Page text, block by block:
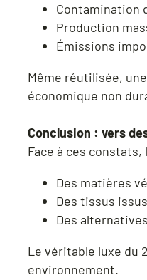
Contamination
Production
Émissions
Même réutilisée,
économique non
Conclusion : vers
Face à ces
Des matières
Des tissus
Des
Le véritable luxe du
environnement.